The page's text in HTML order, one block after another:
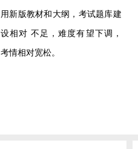
用新版教材和大纲，考试题库建
设相对 不足，难度有望下调，
考情相对宽松。